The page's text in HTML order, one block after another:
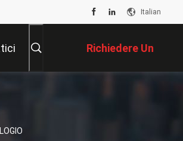
Italian
Richiedere Un
Preventivo